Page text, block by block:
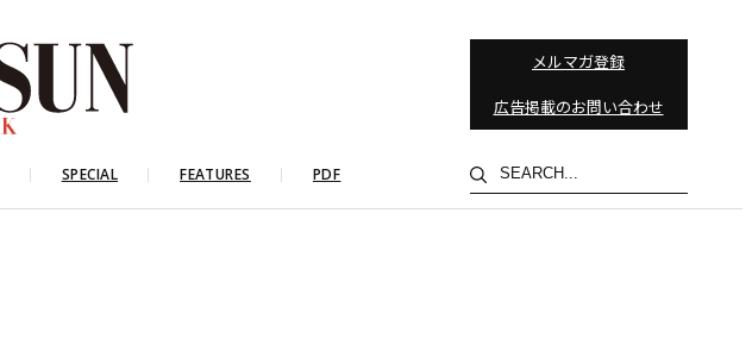
メルマガ登録
広告掲載のお問い合わせ
SPECIAL FEATURES PDF
検
索